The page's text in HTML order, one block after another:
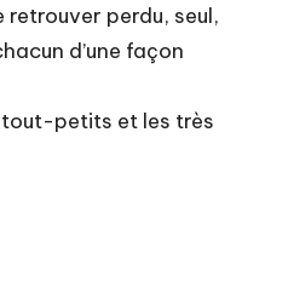
retrouver perdu, seul,
d’une façon
tout-petits et les très